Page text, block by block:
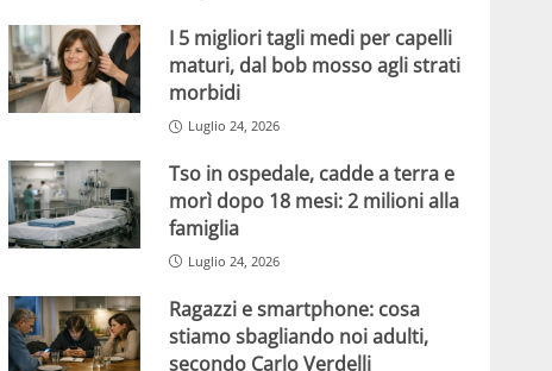
I 5 migliori tagli medi per capelli
maturi, dal bob mosso agli strati
morbidi
Luglio 24, 2026
Tso in ospedale, cadde a terra e
morì dopo 18 mesi: 2 milioni alla
famiglia
Luglio 24, 2026
Ragazzi e smartphone: cosa
stiamo sbagliando noi adulti,
secondo Carlo Verdelli